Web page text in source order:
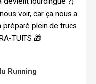
voir, car ça nous a
plein de trucs
TUITS 🎁
Running